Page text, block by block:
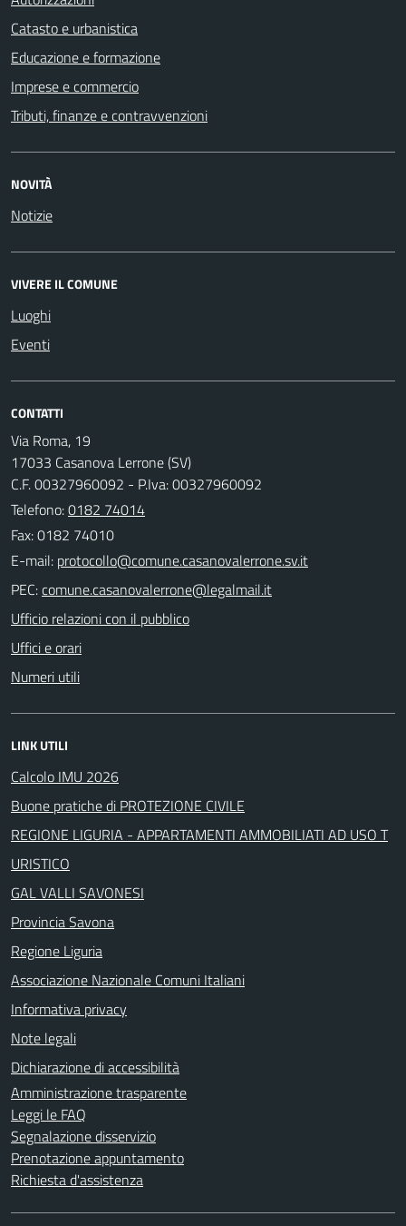
Catasto e urbanistica
Educazione e formazione
Imprese e commercio
Tributi, finanze e contravvenzioni
NOVITÀ
Notizie
VIVERE IL COMUNE
Luoghi
Eventi
CONTATTI
Via Roma, 19
17033 Casanova Lerrone (SV)
C.F. 00327960092 - P.Iva: 00327960092
Telefono:0182 74014
Fax: 0182 74010
E-mail:
PEC:
Ufficio relazioni con il pubblico
Uffici e orari
Numeri utili
LINK UTILI
Calcolo IMU 2026
Buone pratiche di PROTEZIONE CIVILE
REGIONE LIGURIA - APPARTAMENTI AMMOBILIATI AD USO T
URISTICO
GAL VALLI SAVONESI
Provincia Savona
Regione Liguria
Associazione Nazionale Comuni Italiani
Informativa privacy
Note legali
Dichiarazione di accessibilità
Amministrazione trasparente
Leggi le FAQ
Segnalazione disservizio
Prenotazione appuntamento
Richiesta d'assistenza